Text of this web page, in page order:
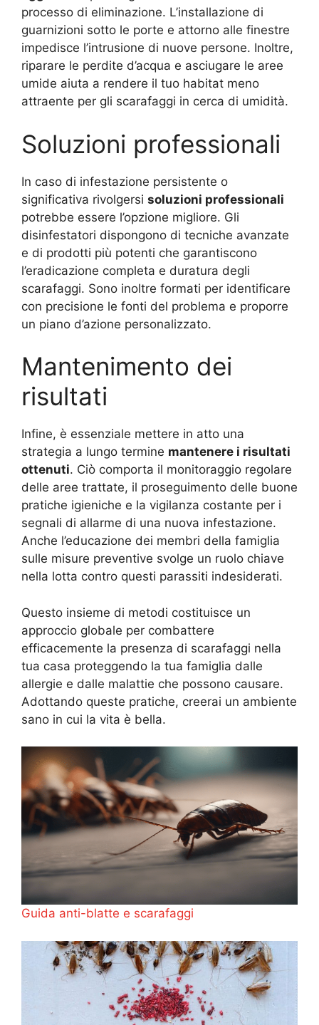
processo di eliminazione. L’installazione di
guarnizioni sotto le porte e attorno alle finestre
impedisce l’intrusione di nuove persone. Inoltre,
riparare le perdite d’acqua e asciugare le aree
umide aiuta a rendere il tuo habitat meno
attraente per gli scarafaggi in cerca di umidità.
Soluzioni professionali
In caso di infestazione persistente o
significativa rivolgersi soluzioni professionali
potrebbe essere l’opzione migliore. Gli
disinfestatori dispongono di tecniche avanzate
e di prodotti più potenti che garantiscono
l’eradicazione completa e duratura degli
scarafaggi. Sono inoltre formati per identificare
con precisione le fonti del problema e proporre
un piano d’azione personalizzato.
Mantenimento dei
risultati
Infine, è essenziale mettere in atto una
strategia a lungo termine mantenere i risultati
ottenuti. Ciò comporta il monitoraggio regolare
delle aree trattate, il proseguimento delle buone
pratiche igieniche e la vigilanza costante per i
segnali di allarme di una nuova infestazione.
Anche l’educazione dei membri della famiglia
sulle misure preventive svolge un ruolo chiave
nella lotta contro questi parassiti indesiderati.
Questo insieme di metodi costituisce un
approccio globale per combattere
efficacemente la presenza di scarafaggi nella
tua casa proteggendo la tua famiglia dalle
allergie e dalle malattie che possono causare.
Adottando queste pratiche, creerai un ambiente
sano in cui la vita è bella.
Guida anti-blatte e scarafaggi